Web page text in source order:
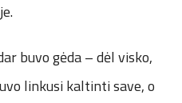
buvo gėda – dėl visko,
linkusi kaltinti save, o